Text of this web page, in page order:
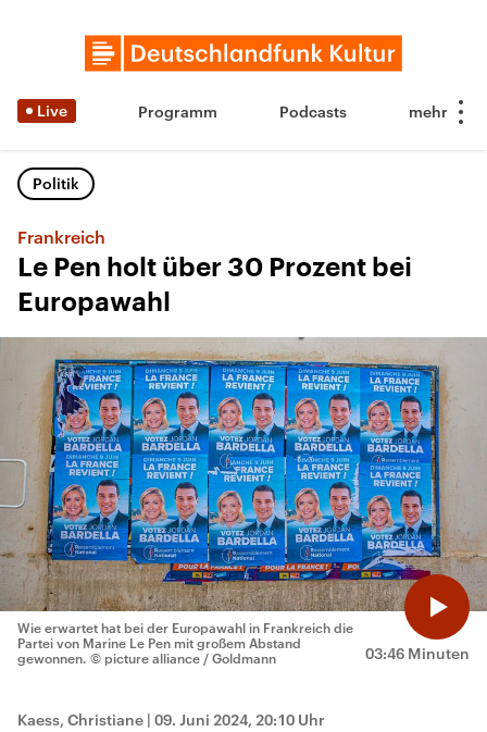
Live Programm Podcasts
Politik
Frankreich
Le Pen holt über 30 Prozent bei
Europawahl
03:46 Minuten
Wie erwartet hat bei der Europawahl in Frankreich die
Partei von Marine Le Pen mit großem Abstand
gewonnen. © picture alliance / Goldmann
Kaess, Christiane | 09. Juni 2024, 20:10 Uhr